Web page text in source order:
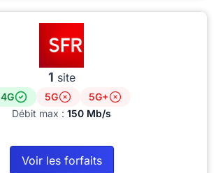
1 site
4G 5G
5G+
Débit max : 150 Mb/s
Voir les forfaits